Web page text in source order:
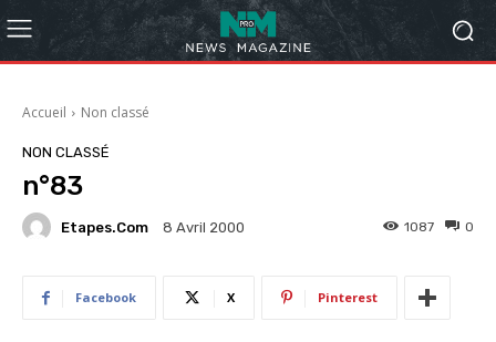
Accueil Non classé
NON CLASSÉ
n°83
Etapes.com 8 Avril 2000 0
1087
Facebook X Pinterest